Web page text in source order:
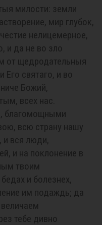
милости: земли
мир глубок,
нелицемерное,
и да не во зло
от щедродательныя
Его святаго, и во
Божий,
всех нас.
благомощными
всю страну нашу
и вся люди,
и на поклонение в
твоим
и болезнех,
им подаждь; да
тебе дивно